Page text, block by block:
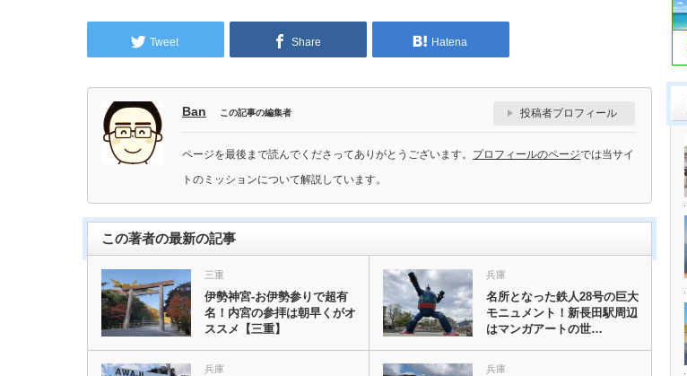
Tweet Share Hatena
Ban この記事の編集者 投稿者プロフィール
ページを最後まで読んでくださってありがとうございます。 プロフィールのページでは当サイ
トのミッションについて解説しています。
この著者の最新の記事
三重
伊勢神宮-お伊勢参りで超有
名！内宮の参拝は朝早くがオ
ススメ【三重】
兵庫
名所となった鉄人28号の巨大
モニュメント！新長田駅周辺
はマンガアートの世…
兵庫 兵庫